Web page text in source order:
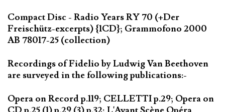
Compact Disc - Radio Years RY 70 (+Der
Freischütz-excerpts) {1CD}; Grammofono 2000
AB 78017-25 (collection)
Recordings of Fidelio by Ludwig Van Beethoven
are surveyed in the following publications:-
Opera on Record p.119; CELLETTI p.29; Opera on